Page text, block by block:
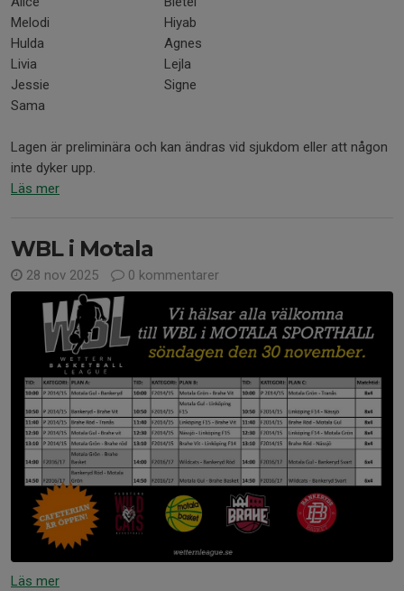
Melodi
Hulda
Livia
Jessie
Sama
Hiyab
Agnes
Lejla
Signe
Lagen är preliminära och kan ändras vid sjukdom eller att någon
inte dyker upp.
Läs mer
WBL i Motala
28 nov 2025 0 kommentarer
Läs mer